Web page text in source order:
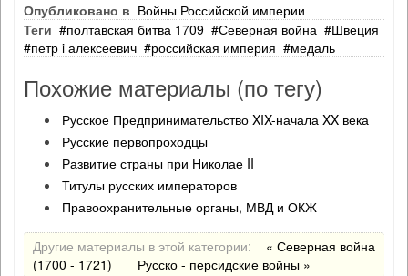
Опубликовано в Войны Российской империи
Теги
полтавская битва 1709 Северная война
Швеция
петр i алексеевич
российская империя медаль
Похожие материалы (по тегу)
Русское Предпринимательство XIX-начала XX века
Русские первопроходцы
Развитие страны при Николае II
Титулы русских императоров
Правоохранительные органы, МВД и ОКЖ
Другие материалы в этой категории:
« Северная война
(1700 - 1721)
Русско - персидские войны »